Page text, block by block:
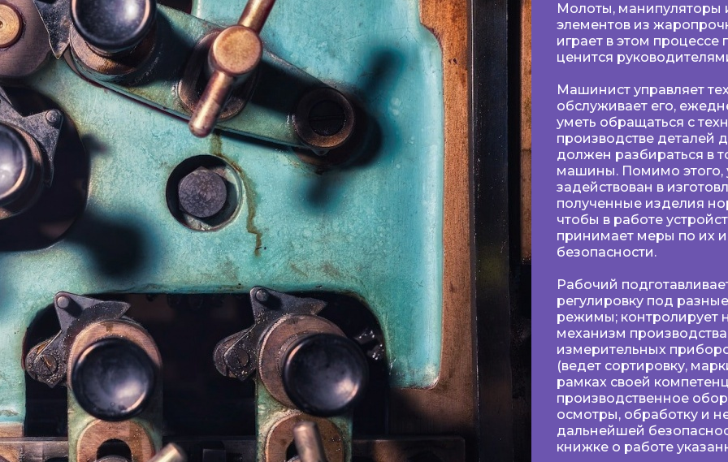
Молоты, манипуляторы
элементов из
играет в этом
ценится
Машинист управляет
обслуживает его,
уметь обращаться с
производстве деталей
должен разбираться в
машины. Помимо этого,
задействован в
полученные изделия
чтобы в работе
принимает меры по их
безопасности.
Рабочий
регулировку под
режимы; контролирует
механизм
измерительных
(ведет сортировку,
рамках своей
производственное
осмотры, обработку и
дальнейшей
книжке о работе